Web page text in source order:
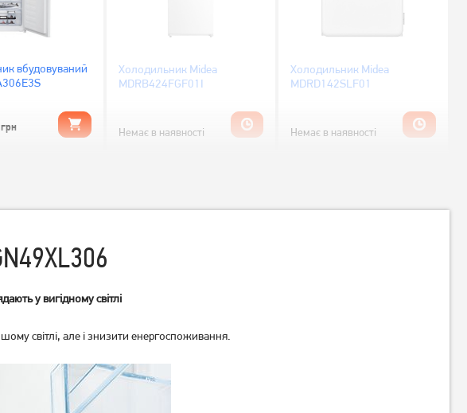
вбудовуваний
грн
Холодильник Midea
MDRB424FGF01I
Немає в наявності
Холодильник Midea
MDRD142SLF01
Немає в наявності
морозильною камерою Beko
RCSA366K30XB
у вигідному світлі
світлі, але і знизити енергоспоживання.